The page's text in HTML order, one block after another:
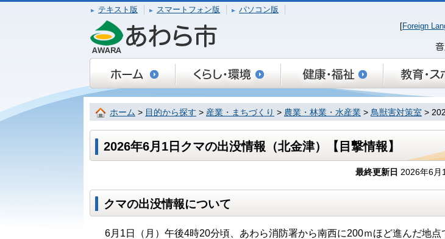
テキスト版 スマートフォン版
パソコン版
[Foreign
ホーム > 目的から探す > 産業・まちづくり > 農業・林業・水産業 > 鳥獣害対策室 >
2026年6月1日クマの出没情報（北金津）【目撃情報】
最終更新日 2026年6月
クマの出没情報について
6月1日（月）午後4時20分頃、あわら消防署から南西に200ｍほど進んだ地点